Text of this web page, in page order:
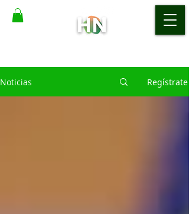
Noticias Regístrate